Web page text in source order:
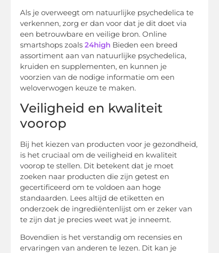
Als je overweegt om natuurlijke psychedelica te
verkennen, zorg er dan voor dat je dit doet via
een betrouwbare en veilige bron. Online
smartshops zoals24high Bieden een breed
assortiment aan van natuurlijke psychedelica,
kruiden en supplementen, en kunnen je
voorzien van de nodige informatie om een
weloverwogen keuze te maken.
Veiligheid en kwaliteit
voorop
Bij het kiezen van producten voor je gezondheid,
is het cruciaal om de veiligheid en kwaliteit
voorop te stellen. Dit betekent dat je moet
zoeken naar producten die zijn getest en
gecertificeerd om te voldoen aan hoge
standaarden. Lees altijd de etiketten en
onderzoek de ingrediëntenlijst om er zeker van
te zijn dat je precies weet wat je inneemt.
Bovendien is het verstandig om recensies en
ervaringen van anderen te lezen. Dit kan je